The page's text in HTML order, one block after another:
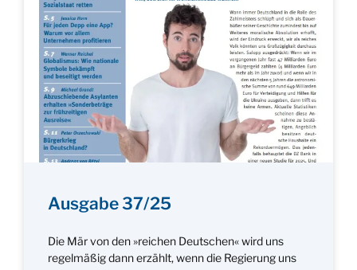
Ausgabe 37/25
Die Mär von den »reichen Deutschen« wird uns
regelmäßig dann erzählt, wenn die Regierung uns